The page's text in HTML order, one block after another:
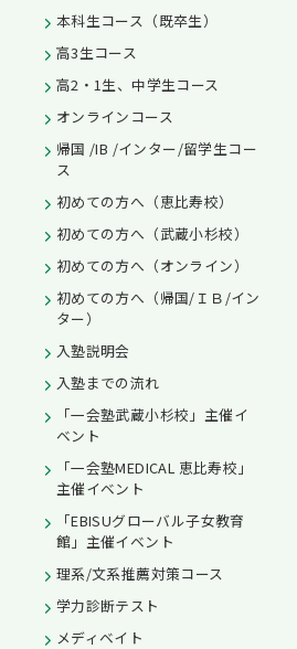
本科生コース（既卒生）
高3生コース
高2・1生、中学生コース
オンラインコース
帰国 /IB /インター/留学生コー
ス
初めての方へ（恵比寿校）
初めての方へ（武蔵小杉校）
初めての方へ（オンライン）
初めての方へ（帰国/ＩＢ/イン
ター）
入塾説明会
入塾までの流れ
「一会塾武蔵小杉校」主催イ
ベント
「一会塾MEDICAL 恵比寿校」
主催イベント
「EBISUグローバル子女教育
館」主催イベント
理系/文系推薦対策コース
学力診断テスト
メディベイト